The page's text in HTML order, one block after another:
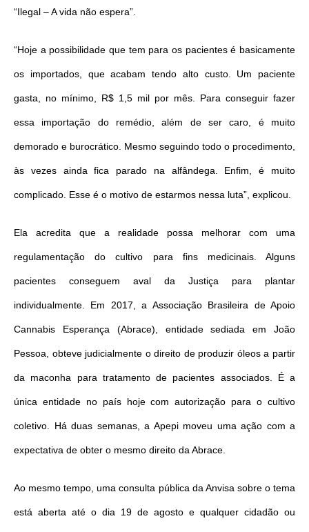
“Ilegal – A vida não espera”.
“Hoje a possibilidade que tem para os pacientes é basicamente
os importados, que acabam tendo alto custo. Um paciente
gasta, no mínimo, R$ 1,5 mil por mês. Para conseguir fazer
essa importação do remédio, além de ser caro, é muito
demorado e burocrático. Mesmo seguindo todo o procedimento,
às vezes ainda fica parado na alfândega. Enfim, é muito
complicado. Esse é o motivo de estarmos nessa luta”, explicou.
Ela acredita que a realidade possa melhorar com uma
regulamentação do cultivo para fins medicinais. Alguns
pacientes conseguem aval da Justiça para plantar
individualmente. Em 2017, a Associação Brasileira de Apoio
Cannabis Esperança (Abrace), entidade sediada em João
Pessoa, obteve judicialmente o direito de produzir óleos a partir
da maconha para tratamento de pacientes associados. É a
única entidade no país hoje com autorização para o cultivo
coletivo. Há duas semanas, a Apepi moveu uma ação com a
expectativa de obter o mesmo direito da Abrace.
Ao mesmo tempo, uma consulta pública da Anvisa sobre o tema
está aberta até o dia 19 de agosto e qualquer cidadão ou